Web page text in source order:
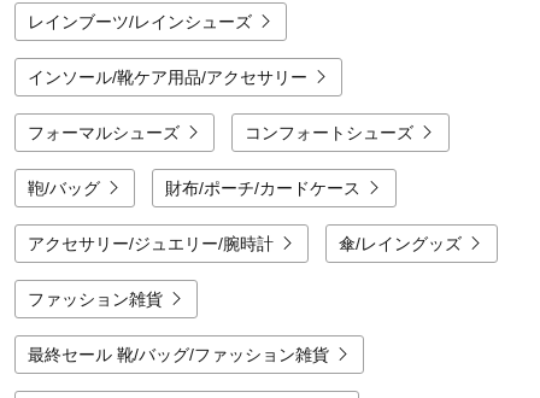
レインブーツ/レインシューズ
インソール/靴ケア用品/アクセサリー
フォーマルシューズ コンフォートシューズ
鞄/バッグ 財布/ポーチ/カードケース
アクセサリー/ジュエリー/腕時計 傘/レイングッズ
ファッション雑貨
最終セール 靴/バッグ/ファッション雑貨